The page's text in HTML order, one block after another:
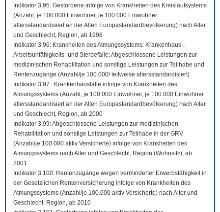
Indikator 3.95: Gestorbene infolge von Krankheiten des Kreislaufsystems
(Anzahl, je 100.000 Einwohner, je 100.000 Einwohner
altersstandardisiert an der Alten Europastandardbevölkerung) nach Alter
und Geschlecht, Region, ab 1998
Indikator 3.96: Krankheiten des Atmungssystems: Krankenhaus-,
Arbeitsunfähigkeits- und Sterbefälle; Abgeschlossene Leistungen zur
medizinischen Rehabilitation und sonstige Leistungen zur Teilhabe und
Rentenzugänge (Anzahl/je 100.000/ teilweise altersstandardisiert)
Indikator 3.97 : Krankenhausfälle infolge von Krankheiten des
Atmungssystems (Anzahl, je 100.000 Einwohner, je 100.000 Einwohner
altersstandardisiert an der Alten Europastandardbevölkerung) nach Alter
und Geschlecht, Region, ab 2000
Indikator 3.99: Abgeschlossene Leistungen zur medizinischen
Rehabilitation und sonstige Leistungen zur Teilhabe in der GRV
(Anzahl/je 100.000 aktiv Versicherte) infolge von Krankheiten des
Atmungssystems nach Alter und Geschlecht, Region (Wohnsitz), ab
2001
Indikator 3.100: Rentenzugänge wegen verminderter Erwerbsfähigkeit in
der Gesetzlichen Rentenversicherung infolge von Krankheiten des
Atmungssystems (Anzahl/je 100.000 aktiv Versicherte) nach Alter und
Geschlecht, Region, ab 2010